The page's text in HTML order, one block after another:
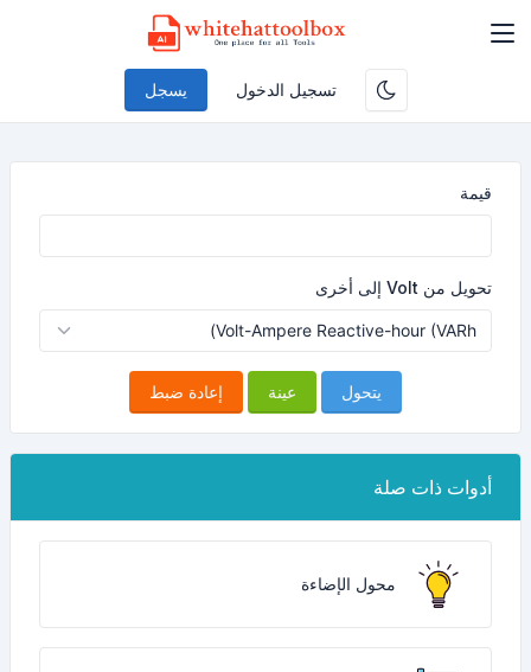
تسجيل الدخول يسجل
قيمة
تحويل من Volt إلى أخرى
يتحول عينة إعادة ضبط
أدوات ذات صلة
محول الإضاءة